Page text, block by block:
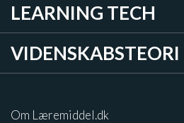
LEARNING TECH
VIDENSKABSTEORI
Om Læremiddel.dk